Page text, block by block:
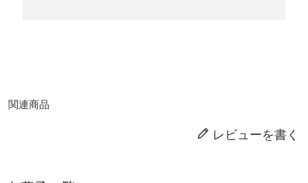
関連商品
レビューを書く